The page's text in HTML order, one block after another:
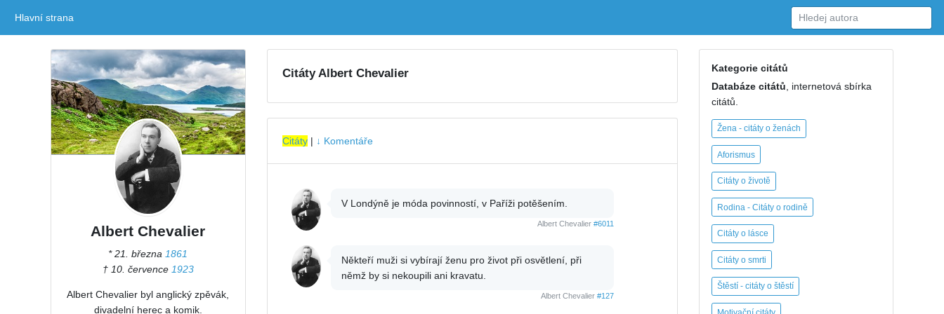
Hlavní strana
Albert Chevalier
* 21. března1861
† 10. července 1923
Albert Chevalier byl anglický zpěvák,
divadelní herec a komik.
Citáty Albert Chevalier
Citáty| ↓ Komentáře
V Londýně je móda povinností, v Paříži potěšením.
Albert Chevalier #6011
Někteří muži si vybírají ženu pro život při osvětlení, při
němž by si nekoupili ani kravatu.
Albert Chevalier #127
Kategorie citátů
Databáze citátů , internetová sbírka
citátů.
Žena - citáty o ženách
Aforismus
Citáty o životě
Rodina - Citáty o rodině
Citáty o lásce
Citáty o smrti
Štěstí - citáty o štěstí